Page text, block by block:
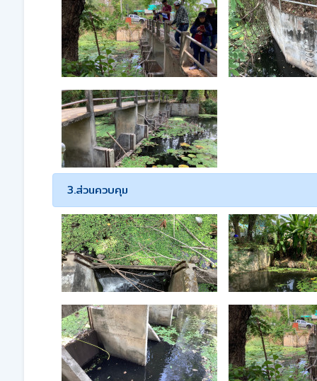
3.ส่วนควบคุม